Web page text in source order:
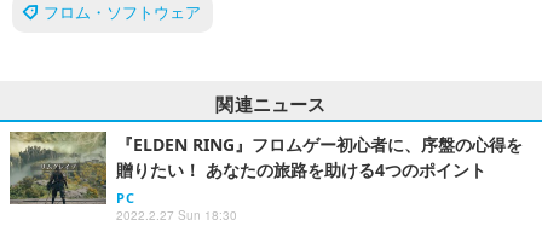
フロム・ソフトウェア
関連ニュース
『ELDEN RING』フロムゲー初心者に、序盤の心得を
贈りたい！ あなたの旅路を助ける4つのポイント
PC
2022.2.27 Sun 18:30